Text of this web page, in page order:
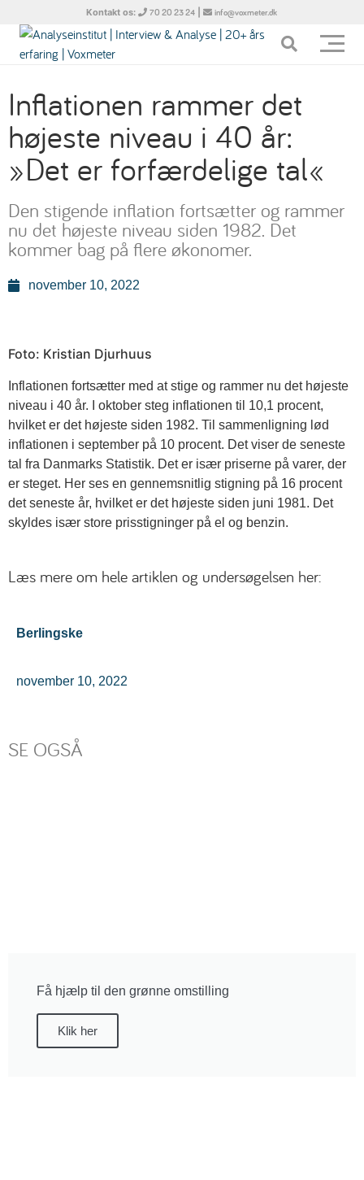
Kontakt os: 70 20 23 24 | info@voxmeter.dk
Inflationen rammer det
højeste niveau i 40 år:
»Det er forfærdelige tal«
Den stigende inflation fortsætter og rammer
nu det højeste niveau siden 1982. Det
kommer bag på flere økonomer.
november 10, 2022
Foto: Kristian Djurhuus
Inflationen fortsætter med at stige og rammer nu det højeste
niveau i 40 år. I oktober steg inflationen til 10,1 procent,
hvilket er det højeste siden 1982. Til sammenligning lød
inflationen i september på 10 procent. Det viser de seneste
tal fra Danmarks Statistik. Det er især priserne på varer, der
er steget. Her ses en gennemsnitlig stigning på 16 procent
det seneste år, hvilket er det højeste siden juni 1981. Det
skyldes især store prisstigninger på el og benzin.
Læs mere om hele artiklen og undersøgelsen her:
Berlingske
november 10, 2022
SE OGSÅ
Få hjælp til den grønne omstilling
Klik her